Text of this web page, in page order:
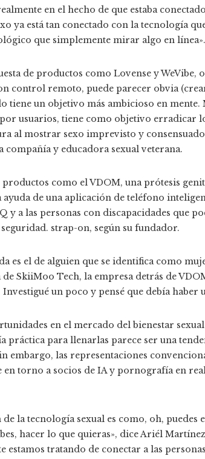
en el hecho de que estaba
ya está tan conectado con la tecnología
que simplemente mirar algo en línea».
de productos como Lovense y
control remoto, puede parecer obvia
tiene un objetivo más ambicioso en
usuarios, tiene como objetivo erradicar
al mostrar sexo imprevisto y
compañía y educadora sexual veterana.
como el VDOM, una prótesis
de una aplicación de teléfono
y a las personas con discapacidades que
strap-on, según su fundador.
es el de alguien que se identifica como
SkiiMoo Tech, la empresa detrás de
un poco y pensé que debía haber
en el mercado del bienestar
práctica para llenarlas parece ser una
embargo, las representaciones
torno a socios de IA y pornografía en
de la tecnología sexual es como, oh,
hacer lo que quieras», dice Ariél
estamos tratando de conectar a las